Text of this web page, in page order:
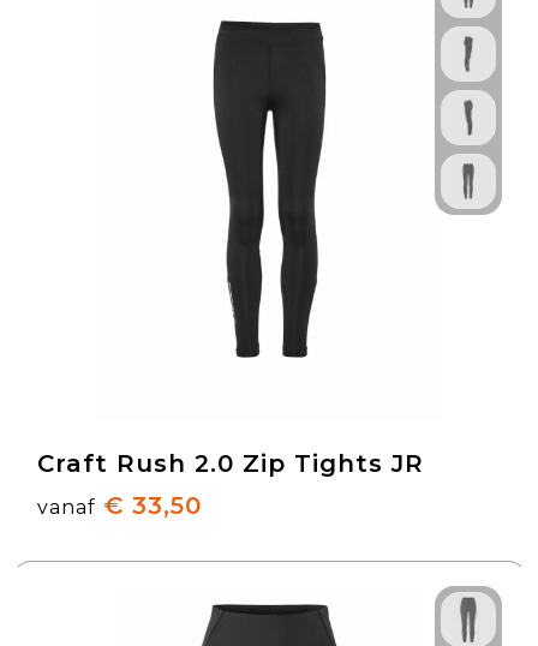
Craft Rush 2.0 Zip Tights JR
vanaf € 33,50